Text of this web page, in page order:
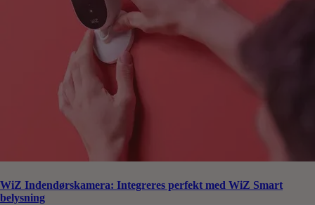
WiZ Indendørskamera: Integreres perfekt med WiZ Smart
belysning